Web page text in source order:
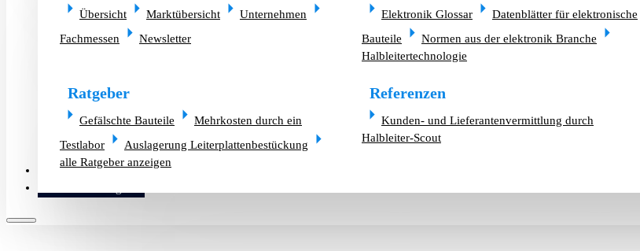
Übersicht Marktübersicht
Unternehmen
Fachmessen
Newsletter
Elektronik Glossar
Datenblätter für elektronische
Bauteile
Normen aus der elektronik Branche
Halbleitertechnologie
Ratgeber
Gefälschte Bauteile
Mehrkosten durch ein
Testlabor
Auslagerung Leiterplattenbestückung
alle Ratgeber anzeigen
Referenzen
Kunden- und Lieferantenvermittlung durch
Halbleiter-Scout
Altlager verkaufen